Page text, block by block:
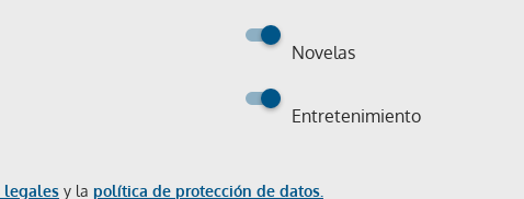
Novelas
Entretenimiento
legales y la política de protección de datos.